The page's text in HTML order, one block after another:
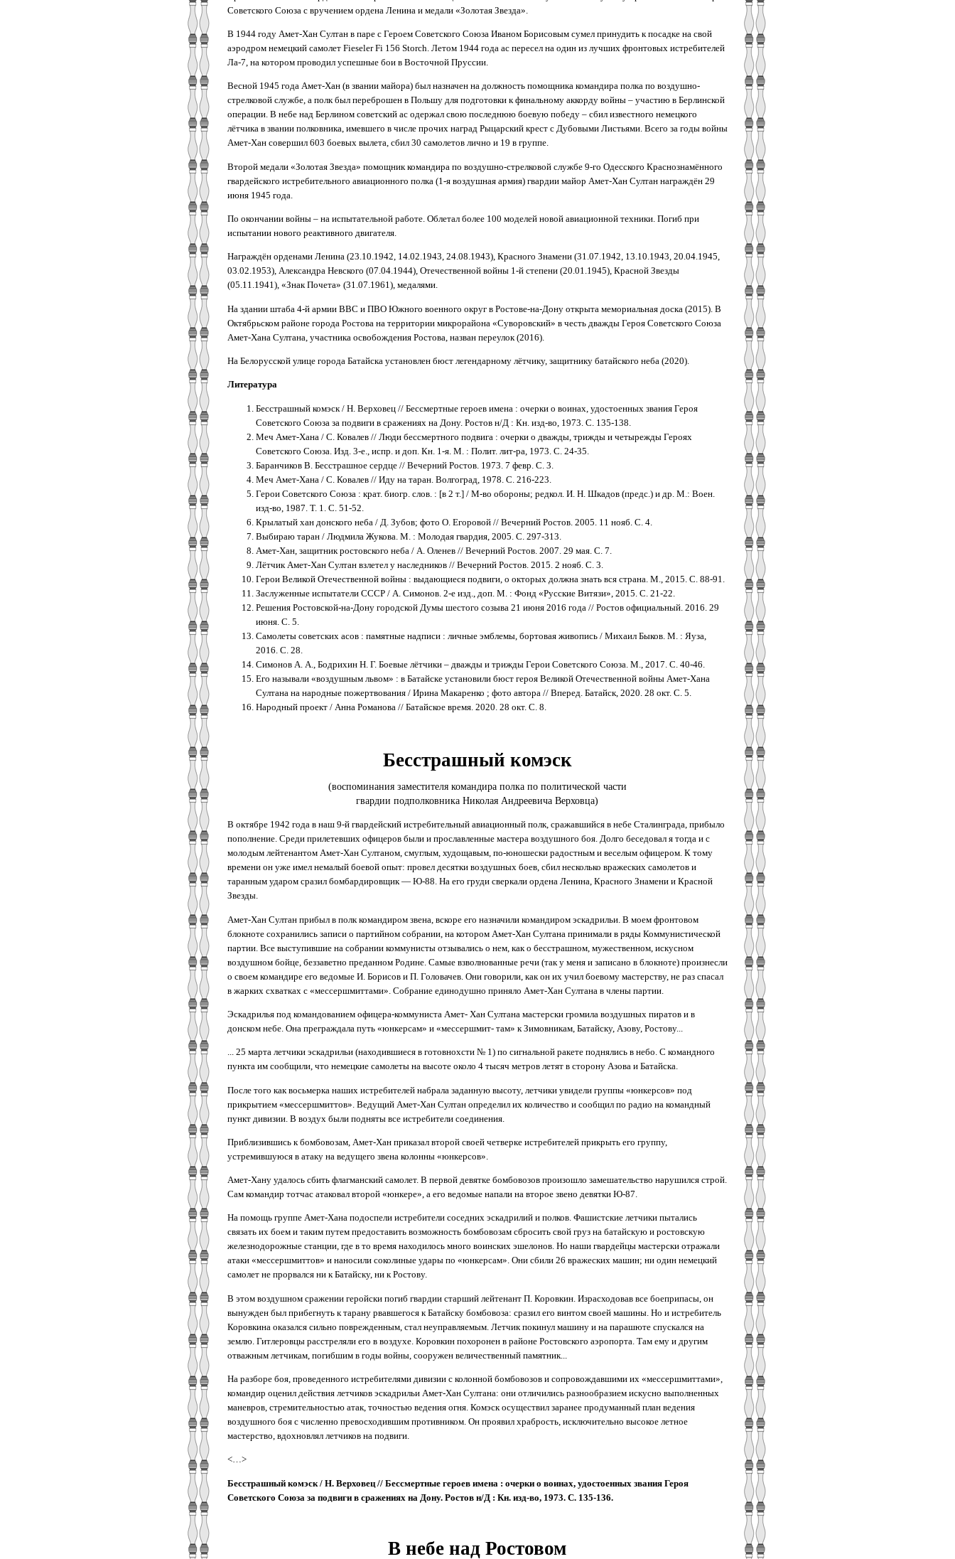
Советского Союза с вручением ордена Ленина и медали «Золотая Звезда».
В 1944 году Амет-Хан Султан в паре с Героем Советского Союза Иваном Борисовым сумел принудить к посадке на свой
аэродром немецкий самолет Fieseler Fi 156 Storch. Летом 1944 года ас пересел на один из лучших фронтовых истребителей
Ла-7, на котором проводил успешные бои в Восточной Пруссии.
Весной 1945 года Амет-Хан (в звании майора) был назначен на должность помощника командира полка по воздушно-
стрелковой службе, а полк был переброшен в Польшу для подготовки к финальному аккорду войны – участию в Берлинской
операции. В небе над Берлином советский ас одержал свою последнюю боевую победу – сбил известного немецкого
лётчика в звании полковника, имевшего в числе прочих наград Рыцарский крест с Дубовыми Листьями. Всего за годы войны
Амет-Хан совершил 603 боевых вылета, сбил 30 самолетов лично и 19 в группе.
Второй медали «Золотая Звезда» помощник командира по воздушно-стрелковой службе 9-го Одесского Краснознамённого
гвардейского истребительного авиационного полка (1-я воздушная армия) гвардии майор Амет-Хан Султан награждён 29
июня 1945 года.
По окончании войны – на испытательной работе. Облетал более 100 моделей новой авиационной техники. Погиб при
испытании нового реактивного двигателя.
Награждён орденами Ленина (23.10.1942, 14.02.1943, 24.08.1943), Красного Знамени (31.07.1942, 13.10.1943, 20.04.1945,
03.02.1953), Александра Невского (07.04.1944), Отечественной войны 1-й степени (20.01.1945), Красной Звезды
(05.11.1941), «Знак Почета» (31.07.1961), медалями.
На здании штаба 4-й армии ВВС и ПВО Южного военного округ в Ростове-на-Дону открыта мемориальная доска (2015). В
Октябрьском районе города Ростова на территории микрорайона «Суворовский» в честь дважды Героя Советского Союза
Амет-Хана Султана, участника освобождения Ростова, назван переулок (2016).
На Белорусской улице города Батайска установлен бюст легендарному лётчику, защитнику батайского неба (2020).
Литература
Бесстрашный комэск / Н. Верховец // Бессмертные героев имена : очерки о воинах, удостоенных звания Героя
Советского Союза за подвиги в сражениях на Дону. Ростов н/Д : Кн. изд-во, 1973. С. 135-138.
Меч Амет-Хана / С. Ковалев // Люди бессмертного подвига : очерки о дважды, трижды и четырежды Героях
Советского Союза. Изд. 3-е., испр. и доп. Кн. 1-я. М. : Полит. лит-ра, 1973. С. 24-35.
Баранчиков В. Бесстрашное сердце // Вечерний Ростов. 1973. 7 февр. С. 3.
Меч Амет-Хана / С. Ковалев // Иду на таран. Волгоград, 1978. С. 216-223.
Герои Советского Союза : крат. биогр. слов. : [в 2 т.] / М-во обороны; редкол. И. Н. Шкадов (предс.) и др. М.: Воен.
изд-во, 1987. Т. 1. С. 51-52.
Крылатый хан донского неба / Д. Зубов; фото О. Егоровой // Вечерний Ростов. 2005. 11 нояб. С. 4.
Выбираю таран / Людмила Жукова. М. : Молодая гвардия, 2005. С. 297-313.
Амет-Хан, защитник ростовского неба / А. Оленев // Вечерний Ростов. 2007. 29 мая. С. 7.
Лётчик Амет-Хан Султан взлетел у наследников // Вечерний Ростов. 2015. 2 нояб. С. 3.
Герои Великой Отечественной войны : выдающиеся подвиги, о окторых должна знать вся страна. М., 2015. С. 88-91.
Заслуженные испытатели СССР / А. Симонов. 2-е изд., доп. М. : Фонд «Русские Витязи», 2015. С. 21-22.
Решения Ростовской-на-Дону городской Думы шестого созыва 21 июня 2016 года // Ростов официальный. 2016. 29
июня. С. 5.
Самолеты советских асов : памятные надписи : личные эмблемы, бортовая живопись / Михаил Быков. М. : Яуза,
2016. С. 28.
Симонов А. А., Бодрихин Н. Г. Боевые лётчики – дважды и трижды Герои Советского Союза. М., 2017. С. 40-46.
Его называли «воздушным львом» : в Батайске установили бюст героя Великой Отечественной войны Амет-Хана
Султана на народные пожертвования / Ирина Макаренко ; фото автора // Вперед. Батайск, 2020. 28 окт. С. 5.
Народный проект / Анна Романова // Батайское время. 2020. 28 окт. С. 8.
Бесстрашный комэск
(воспоминания заместителя командира полка по политической части
гвардии подполковника Николая Андреевича Верховца)
В октябре 1942 года в наш 9-й гвардейский истребительный авиационный полк, сражавшийся в небе Сталинграда, прибыло
пополнение. Среди прилетевших офицеров были и прославленные мастера воздушного боя. Долго беседовал я тогда и с
молодым лейтенантом Амет-Хан Султаном, смуглым, худощавым, по-юношески радостным и веселым офицером. К тому
времени он уже имел немалый боевой опыт: провел десятки воздушных боев, сбил несколько вражеских самолетов и
таранным ударом сразил бомбардировщик — Ю-88. На его груди сверкали ордена Ленина, Красного Знамени и Красной
Звезды.
Амет-Хан Султан прибыл в полк командиром звена, вскоре его назначили командиром эскадрильи. В моем фронтовом
блокноте сохранились записи о партийном собрании, на котором Амет-Хан Султана принимали в ряды Коммунистической
партии. Все выступившие на собрании коммунисты отзывались о нем, как о бесстрашном, мужественном, искусном
воздушном бойце, беззаветно преданном Родине. Самые взволнованные речи (так у меня и записано в блокноте) произнесли
о своем командире его ведомые И. Борисов и П. Головачев. Они говорили, как он их учил боевому мастерству, не раз спасал
в жарких схватках с «мессершмиттами». Собрание единодушно приняло Амет-Хан Султана в члены партии.
Эскадрилья под командованием офицера-коммуниста Амет- Хан Султана мастерски громила воздушных пиратов и в
донском небе. Она преграждала путь «юнкерсам» и «мессершмит- там» к Зимовникам, Батайску, Азову, Ростову...
... 25 марта летчики эскадрильи (находившиеся в готовнохсти № 1) по сигнальной ракете поднялись в небо. С командного
пункта им сообщили, что немецкие самолеты на высоте около 4 тысяч метров летят в сторону Азова и Батайска.
После того как восьмерка наших истребителей набрала заданную высоту, летчики увидели группы «юнкерсов» под
прикрытием «мессершмиттов». Ведущий Амет-Хан Султан определил их количество и сообщил по радио на командный
пункт дивизии. В воздух были подняты все истребители соединения.
Приблизившись к бомбовозам, Амет-Хан приказал второй своей четверке истребителей прикрыть его группу,
устремившуюся в атаку на ведущего звена колонны «юнкерсов».
Амет-Хану удалось сбить флагманский самолет. В первой девятке бомбовозов произошло замешательство нарушился строй.
Сам командир тотчас атаковал второй «юнкере», а его ведомые напали на второе звено девятки Ю-87.
На помощь группе Амет-Хана подоспели истребители соседних эскадрилий и полков. Фашистские летчики пытались
связать их боем и таким путем предоставить возможность бомбовозам сбросить свой груз на батайскую и ростовскую
железнодорожные станции, где в то время находилось много воинских эшелонов. Но наши гвардейцы мастерски отражали
атаки «мессершмиттов» и наносили соколиные удары по «юнкерсам». Они сбили 26 вражеских машин; ни один немецкий
самолет не прорвался ни к Батайску, ни к Ростову.
В этом воздушном сражении геройски погиб гвардии старший лейтенант П. Коровкин. Израсходовав все боеприпасы, он
вынужден был прибегнуть к тарану рвавшегося к Батайску бомбовоза: сразил его винтом своей машины. Но и истребитель
Коровкина оказался сильно поврежденным, стал неуправляемым. Летчик покинул машину и на парашюте спускался на
землю. Гитлеровцы расстреляли его в воздухе. Коровкин похоронен в районе Ростовского аэропорта. Там ему и другим
отважным летчикам, погибшим в годы войны, сооружен величественный памятник...
На разборе боя, проведенного истребителями дивизии с колонной бомбовозов и сопровождавшими их «мессершмиттами»,
командир оценил действия летчиков эскадрильи Амет-Хан Султана: они отличились разнообразием искусно выполненных
маневров, стремительностью атак, точностью ведения огня. Комэск осуществил заранее продуманный план ведения
воздушного боя с численно превосходившим противником. Он проявил храбрость, исключительно высокое летное
мастерство, вдохновлял летчиков на подвиги.
<…>
Бесстрашный комэск / Н. Верховец // Бессмертные героев имена : очерки о воинах, удостоенных звания Героя
Советского Союза за подвиги в сражениях на Дону. Ростов н/Д : Кн. изд-во, 1973. С. 135-136.
В небе над Ростовом